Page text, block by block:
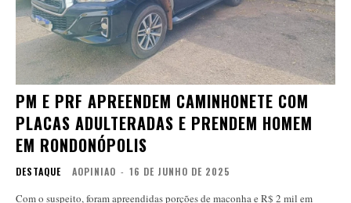
PM E PRF APREENDEM CAMINHONETE COM
PLACAS ADULTERADAS E PRENDEM HOMEM
EM RONDONÓPOLIS
DESTAQUE AOPINIAO - 16 DE JUNHO DE 2025
Com o suspeito, foram apreendidas porções de maconha e R$ 2 mil em